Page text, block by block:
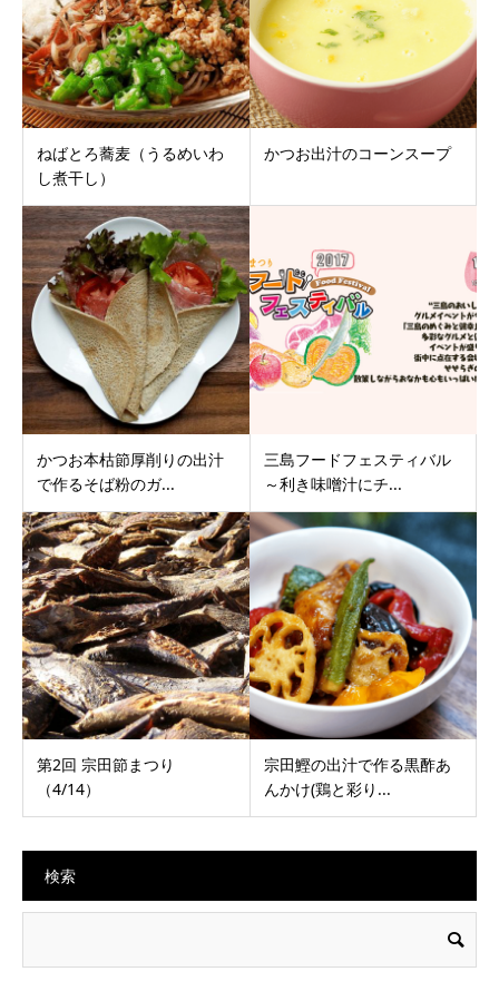
ねばとろ蕎麦（うるめいわ
し煮干し）
かつお出汁のコーンスープ
かつお本枯節厚削りの出汁
で作るそば粉のガ...
三島フードフェスティバル
～利き味噌汁にチ...
第2回 宗田節まつり
（4/14）
宗田鰹の出汁で作る黒酢あ
んかけ(鶏と彩り...
検索